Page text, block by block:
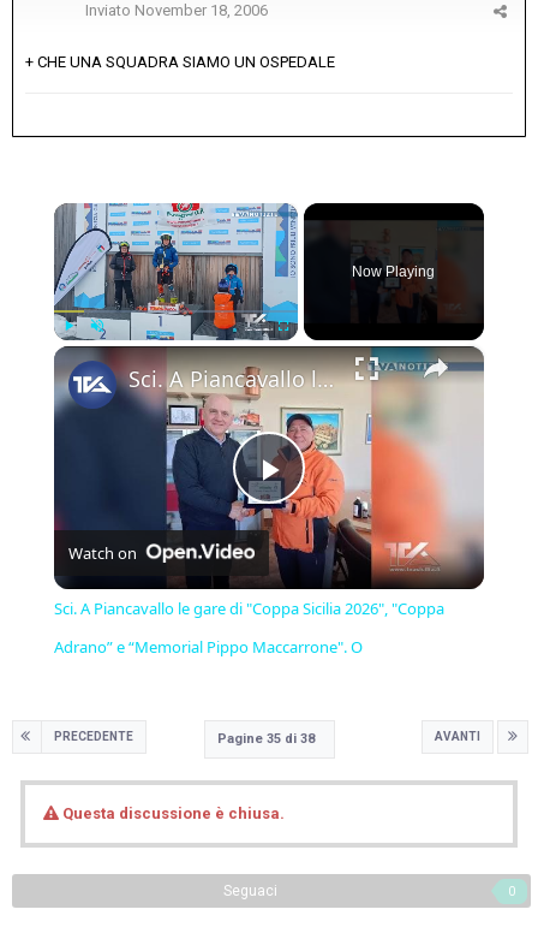
Inviato November 18, 2006
+ CHE UNA SQUADRA SIAMO UN OSPEDALE
×
Now Playing
×
Play
Video
Sci. A Piancavallo le gare di "Coppa Sicilia 2026", "Coppa Adrano” e “Memorial Pippo Maccarrone". O
Watch on
Sci. A Piancavallo le gare di "Coppa Sicilia 2026", "Coppa
Adrano” e “Memorial Pippo Maccarrone". O
PRECEDENTE AVANTI
Pagine 35 di 38
Questa discussione è chiusa.
Seguaci 0